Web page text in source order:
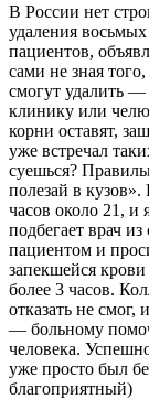
В России нет
удаления
пациентов,
сами не зная
смогут удалить
клинику или
корни оставят,
уже встречал
суешься?
полезай в
часов около 21, и
подбегает врач
пациентом и
запекшейся
более 3 часов.
отказать не смог,
— больному
человека.
уже просто был
благоприятный)